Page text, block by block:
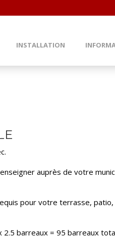
INSTALLATION
auprès de votre
pour votre terrasse,
barreaux = 95 barreaux